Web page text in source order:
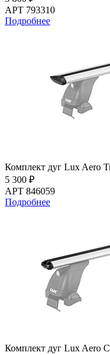
АРТ 793310
Подробнее
Комплект дуг Lux Aero
5 300 ₽
АРТ 846059
Подробнее
Комплект дуг Lux Aero